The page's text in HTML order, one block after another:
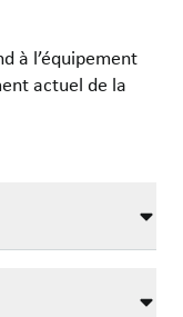
à l’équipement
actuel de la